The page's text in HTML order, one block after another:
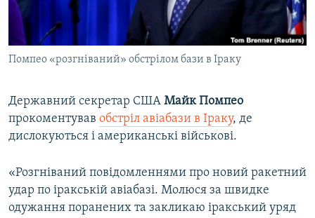
ВІДЕОУРОКИ «ELIFBE»
СВІДЧЕННЯ ОКУПАЦІЇ
УКРАЇНСЬКА ПРОБЛЕМА КРИМУ
Русский
Qırımtatar
Помпео «розгніваний» обстрілом бази в Іраку
Державний секретар США Майк Помпео
прокоментував обстріл авіабази в Іраку, де
дислокуються і американські військові.
«Розгніваний повідомленнями про новий ракетний
удар по іракській авіабазі. Молюся за швидке
одужання поранених та закликаю іракський уряд